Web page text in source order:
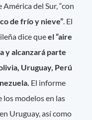
del Sur, “con
de frío y nieve” . El
dice queel “aire
y alcanzará parte
Uruguay, Perú
El informe
modelos en las
Uruguay, así como